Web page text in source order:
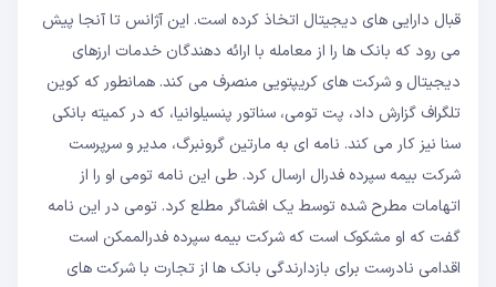
قبال دارایی های دیجیتال اتخاذ کرده است. این آژانس تا آنجا پیش
می رود که بانک ها را از معامله با ارائه دهندگان خدمات ارزهای
دیجیتال و شرکت های کریپتویی منصرف می کند. همانطور که کوین
تلگراف گزارش داد، پت تومی، سناتور پنسیلوانیا، که در کمیته بانکی
سنا نیز کار می کند. نامه ای به مارتین گرونبرگ، مدیر و سرپرست
شرکت بیمه سپرده فدرال ارسال کرد. طی این نامه تومی او را از
اتهامات مطرح شده توسط یک افشاگر مطلع کرد. تومی در این نامه
گفت که او مشکوک است که شرکت بیمه سپرده فدرالممکن است
اقدامی نادرست برای بازدارندگی بانک ها از تجارت با شرکت های